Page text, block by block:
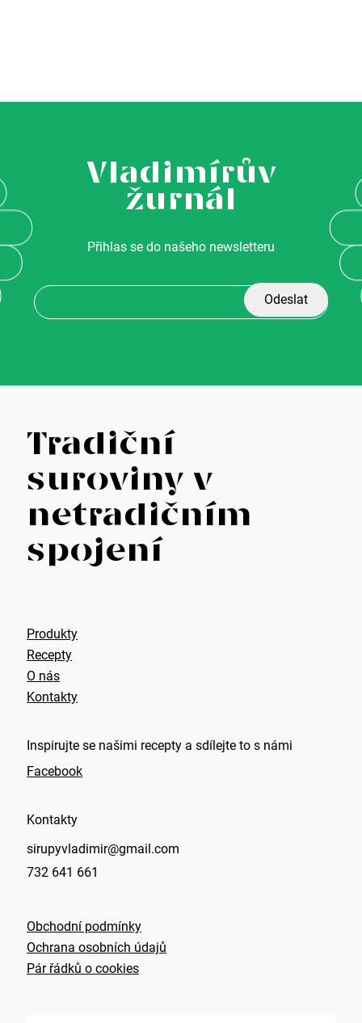
Vladimírův
žurnál
Přihlas se do našeho newsletteru
Z
á
p
a
t
Tradiční
suroviny v
netradičním
spojení
Produkty
Recepty
O nás
Kontakty
Inspirujte se našimi recepty a sdílejte to s námi
Facebook
Kontakty
sirupyvladimir@gmail.com
732 641 661
Obchodní podmínky
Ochrana osobních údajů
Pár řádků o cookies